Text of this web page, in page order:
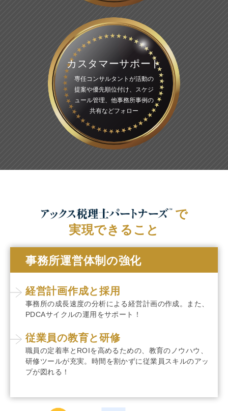
カスタマーサポート
専任コンサルタントが活動の
提案や優先順位付け、スケジ
ュール管理、他事務所事例の
共有などフォロー
で
実現できること
事務所運営体制の強化
経営計画作成と採用
事務所の成長速度の分析による経営計画の作成。
また、
PDCAサイクルの運用をサポート！
従業員の教育と研修
職員の定着率とROIを高めるための、教育のノウハウ、
研修ツールが充実。 時間を割かずに従業員スキルのアッ
プが図れる！